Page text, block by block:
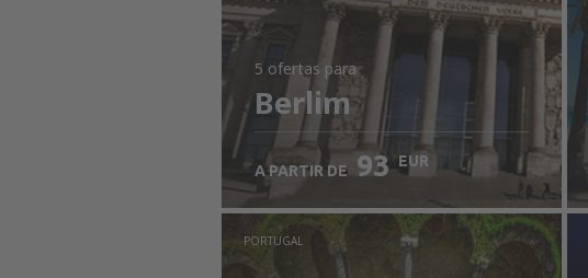
5 ofertas para
Berlim
A PARTIR DE 93 EUR
PORTUGAL